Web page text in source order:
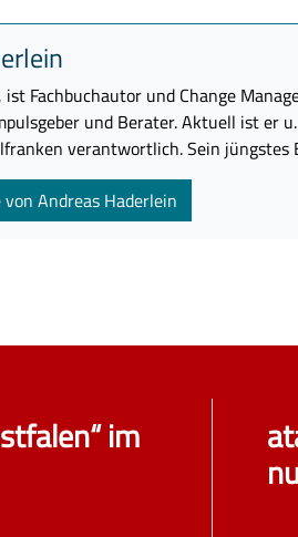
Fachbuchautor und Change
und Berater. Aktuell ist er
verantwortlich. Sein jüngstes
Andreas Haderlein
im
wird automatisiert verarbeitet.